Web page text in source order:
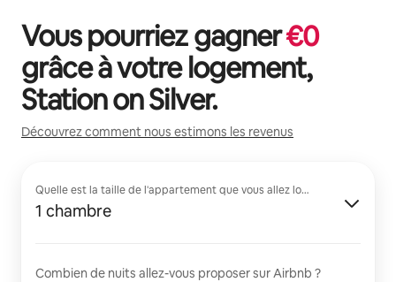
Vous pourriez gagner€0
grâce à votre logement,
Station on Silver.
Découvrez comment nous estimons les revenus
Quelle est la taille de l'appartement que vous allez louer ?
1 chambre
Combien de nuits allez-vous proposer sur Airbnb ?